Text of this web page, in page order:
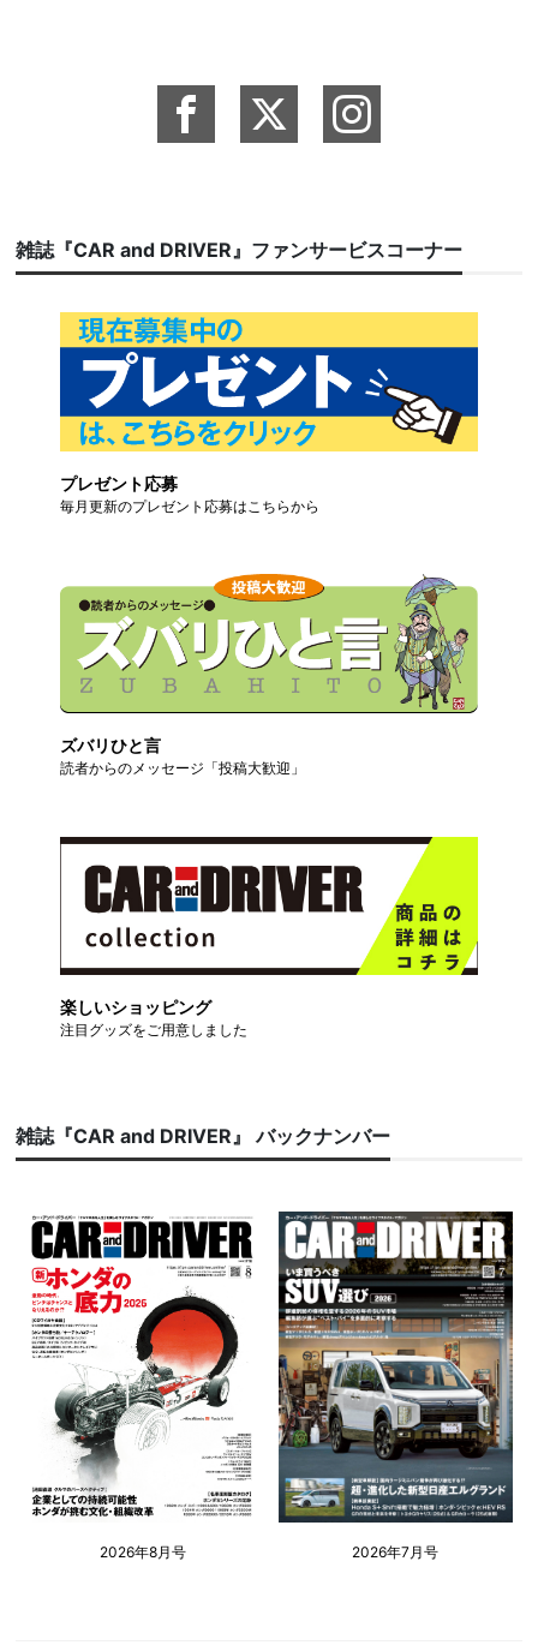
雑誌『CAR and DRIVER』ファンサービスコーナー
プレゼント応募
毎月更新のプレゼント応募はこちらから
ズバリひと言
読者からのメッセージ「投稿大歓迎」
楽しいショッピング
注目グッズをご用意しました
雑誌『CAR and DRIVER』 バックナンバー
2026年8月号 2026年7月号